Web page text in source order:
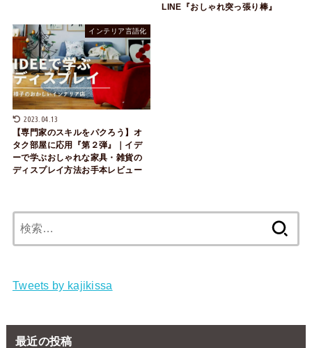
LINE『おしゃれ突っ張り棒』
インテリア言語化
2023.04.13
【専門家のスキルをパクろう】オ
タク部屋に応用『第２弾』｜イデ
ーで学ぶおしゃれな家具・雑貨の
ディスプレイ方法お手本レビュー
索:
Tweets by kajikissa
最近の投稿